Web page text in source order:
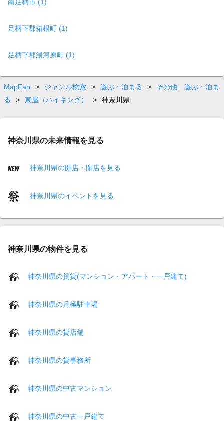
南足柄市 (1)
足柄下郡箱根町 (1)
足柄下郡湯河原町 (1)
MapFan > ジャンル検索 > 遊ぶ・泊まる >
その他 遊ぶ・泊ま
る
> 東屋（ハイキング） > 神奈川県
神奈川県の未来情報を見る
神奈川県の開店・閉店を見る
神奈川県のイベントを見る
神奈川県の物件を見る
神奈川県の賃貸(マンション・アパート・一戸建て)
神奈川県の月極駐車場
神奈川県の貸店舗
神奈川県の貸事務所
神奈川県の中古マンション
神奈川県の中古一戸建て